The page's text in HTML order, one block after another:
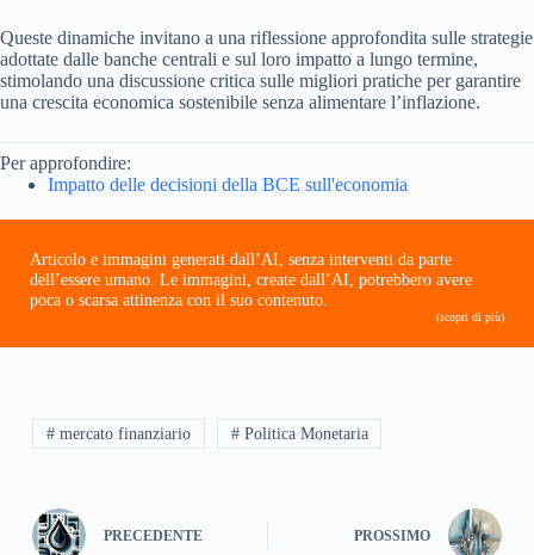
Queste dinamiche invitano a una riflessione approfondita sulle strategie
adottate dalle banche centrali e sul loro impatto a lungo termine,
stimolando una discussione critica sulle migliori pratiche per garantire
una crescita economica sostenibile senza alimentare l’inflazione.
Per approfondire:
Impatto delle decisioni della BCE sull'economia
Articolo e immagini generati dall’AI, senza interventi da parte
dell’essere umano. Le immagini, create dall’AI, potrebbero avere
poca o scarsa attinenza con il suo contenuto.
(scopri di più)
# mercato finanziario # Politica Monetaria
PRECEDENTE PROSSIMO